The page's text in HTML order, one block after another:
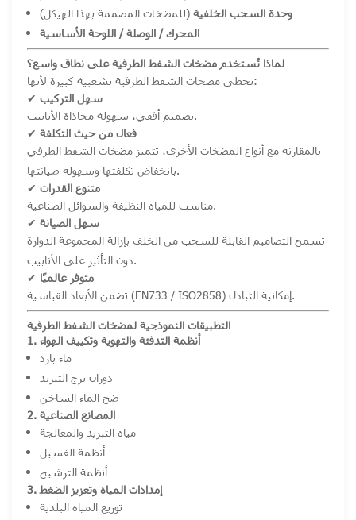
وحدة السحب الخلفية(للمضخات المصممة بهذا الهيكل)
المحرك / الوصلة / اللوحة الأساسية
لماذا تُستخدم مضخات الشفط الطرفية على نطاق واسع؟
تحظى مضخات الشفط الطرفية بشعبية كبيرة لأنها:
✔سهل التركيب
تصميم أفقي، سهولة محاذاة الأنابيب.
✔فعال من حيث التكلفة
بالمقارنة مع أنواع المضخات الأخرى، تتميز مضخات الشفط الطرفي
بانخفاض تكلفتها وسهولة صيانتها.
✔متنوع القدرات
مناسب للمياه النظيفة والسوائل الصناعية.
✔سهل الصيانة
تسمح التصاميم القابلة للسحب من الخلف بإزالة المجموعة الدوارة
دون التأثير على الأنابيب.
✔ متوفر عالميًا
تضمن الأبعاد القياسية (EN733 / ISO2858) إمكانية التبادل.
التطبيقات النموذجية لمضخات الشفط الطرفية
1. أنظمة التدفئة والتهوية وتكييف الهواء
ماء بارد
دوران برج التبريد
ضخ الماء الساخن
2. المصانع الصناعية
مياه التبريد والمعالجة
أنظمة الغسيل
أنظمة الترشيح
3. إمدادات المياه وتعزيز الضغط
توزيع المياه البلدية